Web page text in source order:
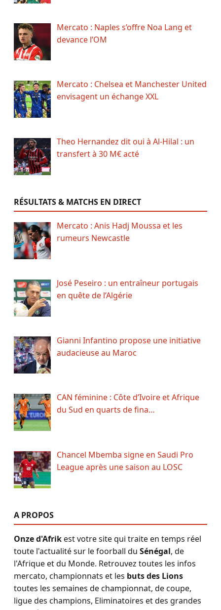
Mercato : Naples s’offre Noa Lang et
devance l’OM
Mercato : Chelsea et Manchester United
envisagent un échange XXL
Theo Hernandez dit oui à Al-Hilal : un
transfert à 30 M€ acté
RÉSULTATS & MATCHS EN DIRECT
Mercato : Anis Hadj Moussa et les
rumeurs Newcastle
José Peseiro : un entraîneur portugais
en quête de l’Algérie
Gianni Infantino propose une initiative
audacieuse au Maroc
CAN féminine : Côte d’Ivoire et Afrique
du Sud en quarts de fina…
Chancel Mbemba signe en Saudi Pro
League après une saison au LOSC
A PROPOS
Onze d'Afrikest votre site qui traite en temps réel
toute l'actualité sur le foorball du Sénégal, de
l'Afrique et du Monde. Retrouvez toutes les infos
mercato, championnats et les buts des Lions
toutes les semaines de championnat, de coupe,
ligue des champions, Eliminatoires et des grandes